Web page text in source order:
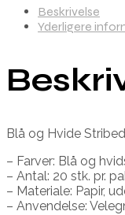
Beskrivelse
Yderligere
Blå og Hvide
– Farver: Blå og
– Antal: 20 stk. pr.
– Materiale: Papir,
– Anvendelse: